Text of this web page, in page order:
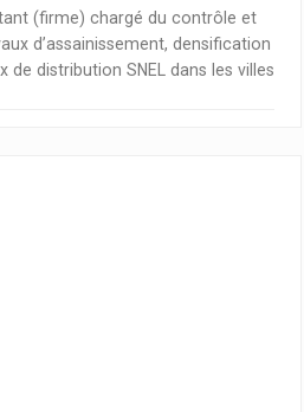
(firme) chargé du contrôle et
d’assainissement, densification
de distribution SNEL dans les villes